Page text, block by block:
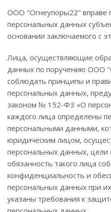
ООО "Огнеупоры22" вправе
персональных данных
основании заключаемого с
Лица, осуществляющие
данных по поручению ООО
соблюдать принципы и
персональных данных,
законом № 152-ФЗ «О
каждого лица определены
персональными данными,
юридическим лицом,
персональных данных, цели
обязанность такого лица
конфиденциальность и
персональных данных при
указаны требования к